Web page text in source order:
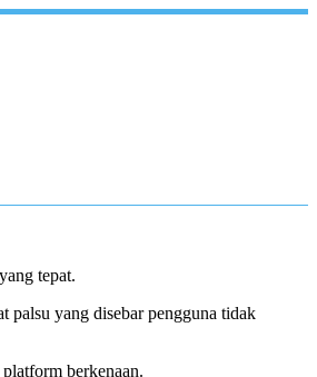
tepat.
palsu yang disebar pengguna tidak
berkenaan.